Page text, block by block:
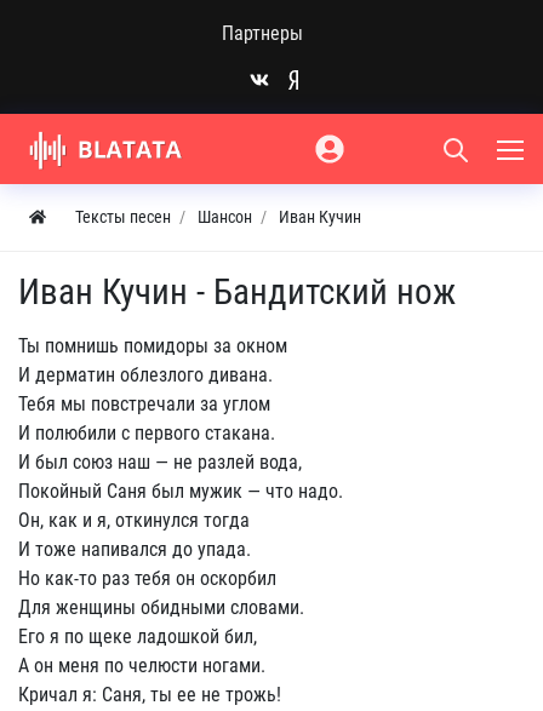
Партнеры
Тексты песен Шансон Иван Кучин
Иван Кучин - Бандитский нож
Ты помнишь помидоры за окном
И дерматин облезлого дивана.
Тебя мы повстречали за углом
И полюбили с первого стакана.
И был союз наш — не разлей вода,
Покойный Саня был мужик — что надо.
Он, как и я, откинулся тогда
И тоже напивался до упада.
Но как-то раз тебя он оскорбил
Для женщины обидными словами.
Его я по щеке ладошкой бил,
А он меня по челюсти ногами.
Кричал я: Саня, ты ее не трожь!